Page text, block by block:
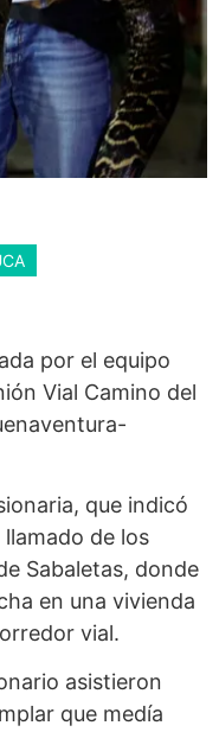
por el equipo
Vial Camino del
que indicó
de los
Sabaletas, donde
en una vivienda
vial.
asistieron
que medía